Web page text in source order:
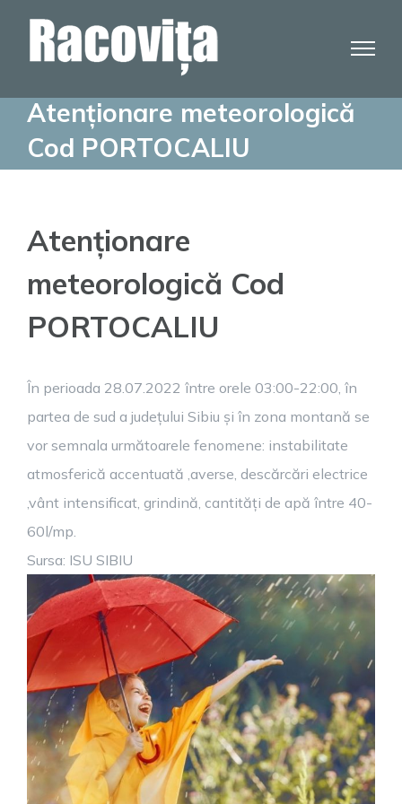
Atenționare meteorologică
Cod PORTOCALIU
Atenționare
meteorologică Cod
PORTOCALIU
În perioada 28.07.2022 între orele 03:00-22:00, în
partea de sud a județului Sibiu și în zona montană se
vor semnala următoarele fenomene: instabilitate
atmosferică accentuată ,averse, descărcări electrice
,vânt intensificat, grindină, cantități de apă între 40-
60l/mp.
Sursa: ISU SIBIU